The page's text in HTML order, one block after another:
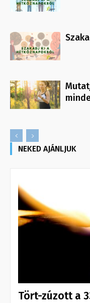
NEKED AJÁNLJUK
Tört-zúzott a